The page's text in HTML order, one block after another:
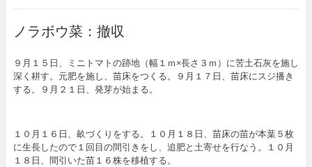
ノラボウ菜：撤収
９月１５日、ミニトマトの跡地（幅１ｍ×長さ３ｍ）に苦土石灰を施し
深く耕す。元肥を施し、苗床をつくる。９月１７日、苗床にスジ播き
する。９月２１日、発芽が始まる。
１０月１６日、畝づくりをする。１０月１８日、苗床の苗が本葉５枚
に生長したので１回目の間引きをし、追肥と土寄せを行なう。１０月
１８日、間引いた苗１６株を移植する。